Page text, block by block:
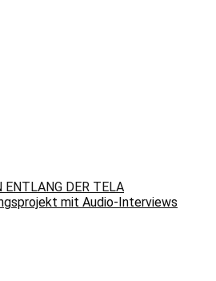
ENTLANG DER TELA
mit Audio-Interviews